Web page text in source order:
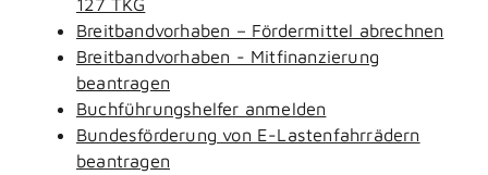
Breitbandvorhaben – Fördermittel abrechnen
Breitbandvorhaben - Mitfinanzierung
beantragen
Buchführungshelfer anmelden
Bundesförderung von E-Lastenfahrrädern
beantragen